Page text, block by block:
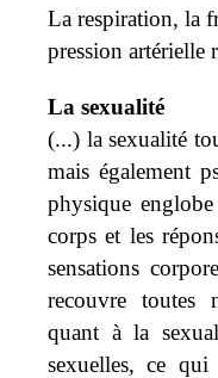
La respiration, la
pression artérielle
La sexualité
(...) la sexualité
mais également
physique
corps et les
sensations
recouvre toutes
quant à la
sexuelles, ce qui